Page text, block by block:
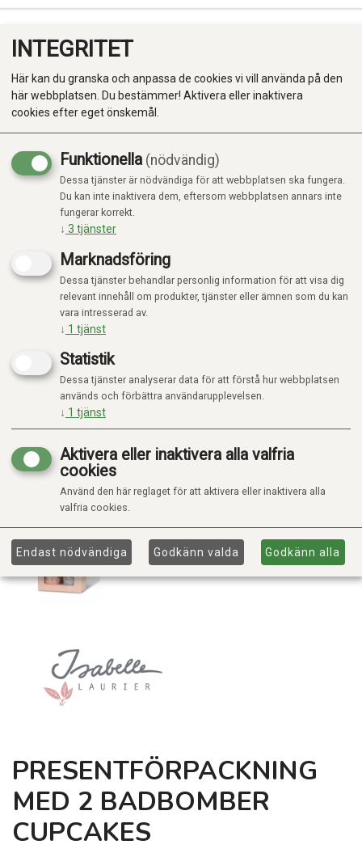
Produkter
Kategorier
Kampanj
PRESENTFÖRPACKNING
MED 2 BADBOMBER
CUPCAKES
INTEGRITET
Här kan du granska och anpassa de cookies vi vill använda på den
här webbplatsen. Du bestämmer! Aktivera eller inaktivera
cookies efter eget önskemål.
Funktionella (nödvändig)
Dessa tjänster är nödvändiga för att webbplatsen ska fungera.
Du kan inte inaktivera dem, eftersom webbplatsen annars inte
fungerar korrekt.
↓ 3 tjänster
Marknadsföring
Dessa tjänster behandlar personlig information för att visa dig
relevant innehåll om produkter, tjänster eller ämnen som du kan
vara intresserad av.
↓ 1 tjänst
Statistik
Dessa tjänster analyserar data för att förstå hur webbplatsen
används och förbättra användarupplevelsen.
↓ 1 tjänst
Aktivera eller inaktivera alla valfria
cookies
Använd den här reglaget för att aktivera eller inaktivera alla
valfria cookies.
Endast nödvändiga Godkänn valda Godkänn alla